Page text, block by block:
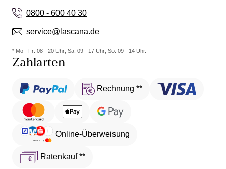
0800 - 600 40 30
service@lascana.de
* Mo - Fr: 08 - 20 Uhr; Sa: 09 - 17 Uhr; So: 09 - 14 Uhr.
Zahlarten
Rechnung **
Online-Überweisung
Ratenkauf **